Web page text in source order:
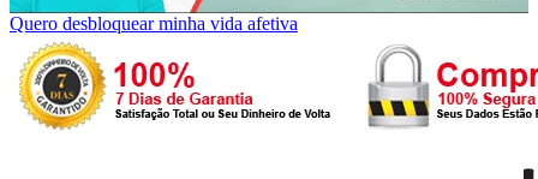
Quero desbloquear minha vida afetiva